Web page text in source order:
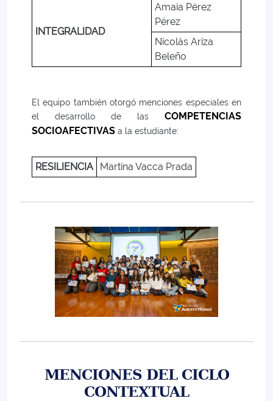
INTEGRALIDAD
Amaia Pérez
Pérez
Nicolás Ariza
Beleño
El equipo también otorgó menciones especiales en
el desarrollo de las COMPETENCIAS
SOCIOAFECTIVAS a la estudiante:
RESILIENCIA Martina Vacca Prada
MENCIONES DEL CICLO
CONTEXTUAL